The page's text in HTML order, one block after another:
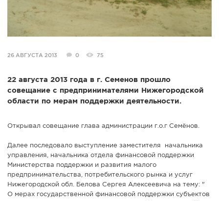
26 АВГУСТА 2013 0 75
22 августа 2013 года в г. Семенов прошло
совещание с предпринимателями Нижегородской
области по мерам поддержки деятельности.
Открывал совещание глава администрации г.о.г Семёнов.
Далее последовало выступление заместителя начальника
управления, начальника отдела финансовой поддержки
Министерства поддержки и развития малого
предпринимательства, потребительского рынка и услуг
Нижегородской обл. Белова Сергея Алексеевича на тему: "
О мерах государственной финансовой поддержки субъектов